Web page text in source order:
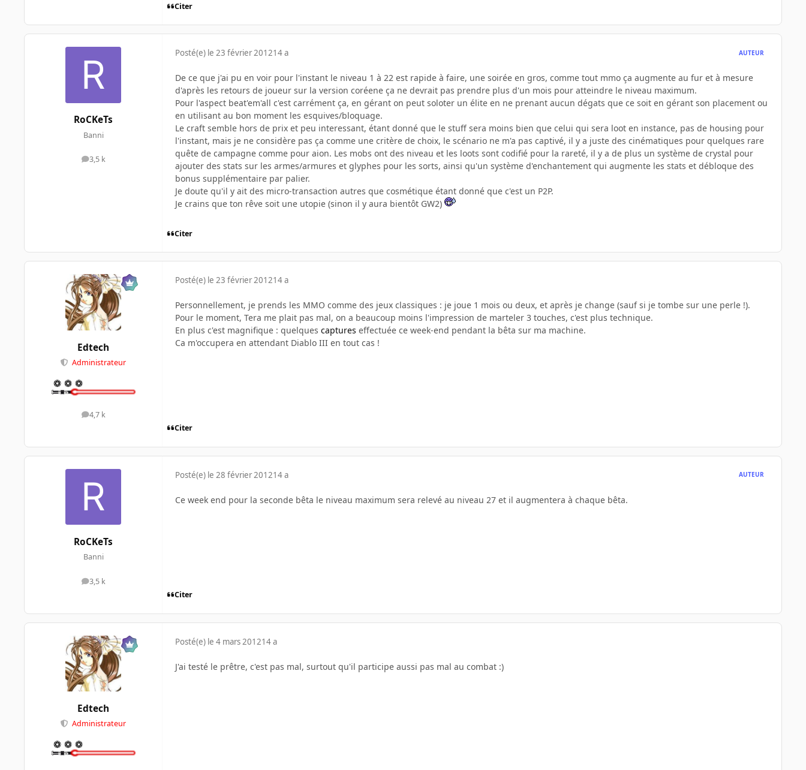
Citer
RoCKeTs
Banni
3,5 k
messages
Posté(e) le 23 février 201214 a AUTEUR
De ce que j'ai pu en voir pour l'instant le niveau 1 à 22 est rapide à faire, une soirée en gros, comme tout mmo ça augmente au fur et à mesure
d'après les retours de joueur sur la version coréene ça ne devrait pas prendre plus d'un mois pour atteindre le niveau maximum.
Pour l'aspect beat'em'all c'est carrément ça, en gérant on peut soloter un élite en ne prenant aucun dégats que ce soit en gérant son placement ou
en utilisant au bon moment les esquives/bloquage.
Le craft semble hors de prix et peu interessant, étant donné que le stuff sera moins bien que celui qui sera loot en instance, pas de housing pour
l'instant, mais je ne considère pas ça comme une critère de choix, le scénario ne m'a pas captivé, il y a juste des cinématiques pour quelques rare
quête de campagne comme pour aion. Les mobs ont des niveau et les loots sont codifié pour la rareté, il y a de plus un système de crystal pour
ajouter des stats sur les armes/armures et glyphes pour les sorts, ainsi qu'un système d'enchantement qui augmente les stats et débloque des
bonus supplémentaire par palier.
Je doute qu'il y ait des micro-transaction autres que cosmétique étant donné que c'est un P2P.
Je crains que ton rêve soit une utopie (sinon il y aura bientôt GW2)
Citer
Edtech
Administrateur
4,7 k
messages
Posté(e) le 23 février 201214 a
Personnellement, je prends les MMO comme des jeux classiques : je joue 1 mois ou deux, et après je change (sauf si je tombe sur une perle !).
Pour le moment, Tera me plait pas mal, on a beaucoup moins l'impression de marteler 3 touches, c'est plus technique.
En plus c'est magnifique : quelques captures effectuée ce week-end pendant la bêta sur ma machine.
Ca m'occupera en attendant Diablo III en tout cas !
Citer
RoCKeTs
Banni
3,5 k
messages
Posté(e) le 28 février 201214 a AUTEUR
Ce week end pour la seconde bêta le niveau maximum sera relevé au niveau 27 et il augmentera à chaque bêta.
Citer
Edtech
Administrateur
Posté(e) le 4 mars 201214 a
J'ai testé le prêtre, c'est pas mal, surtout qu'il participe aussi pas mal au combat :)